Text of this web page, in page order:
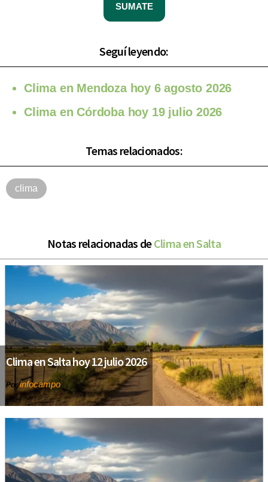
SUMATE
Seguí leyendo:
Clima en Mendoza hoy 6 agosto 2026
Clima en Córdoba hoy 19 julio 2026
Temas relacionados:
clima
Notas relacionadas deClima en Salta
Clima en Salta hoy 12 julio 2026
Porinfocampo